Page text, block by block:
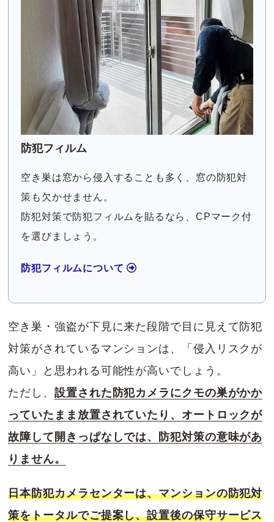
防犯フィルム
空き巣は窓から侵入することも多く、窓の防犯対
策も欠かせません。
防犯対策で防犯フィルムを貼るなら、CPマーク付
を選びましょう。
防犯フィルムについて
空き巣・強盗が下見に来た段階で目に見えて防犯
対策がされているマンションは、「侵入リスクが
高い」と思われる可能性が高いでしょう。
ただし、設置された防犯カメラにクモの巣がかか
っていたまま放置されていたり、オートロックが
故障して開きっぱなしでは、防犯対策の意味があ
りません。
日本防犯カメラセンターは、マンションの防犯対
策をトータルでご提案し、設置後の保守サービス